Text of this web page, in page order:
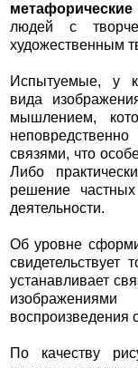
людей с
художественным
Испытуемые, у
вида
мышлением,
связями, что
Либо
решение
деятельности.
Об уровне
свидетельствует
устанавливает
воспроизведения
По качеству